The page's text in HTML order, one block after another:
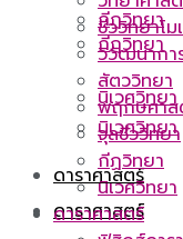
กีฏวิทยา
นิเวศวิทยา
ดาราศาสตร์
กีฏวิทยา
นิเวศวิทยา
ดาราศาสตร์
ชีววิทยาโม
วิวัฒนากา
สัตววิทยา
พฤกษศาส
จุลชีววิทยา
กีฏวิทยา
นิเวศวิทยา
ดาราศาสตร์